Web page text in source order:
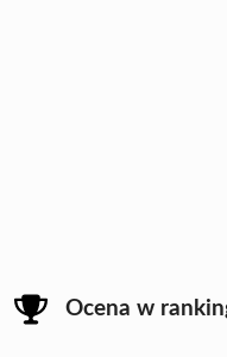
Ocena w